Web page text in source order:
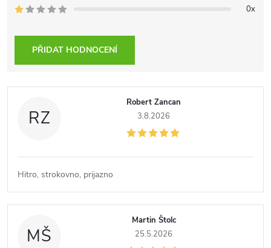
0x
PŘIDAT HODNOCENÍ
V
s
RZ
Robert Zancan
3.8.2026
Hitro, strokovno, prijazno
MŠ
Martin Štolc
25.5.2026